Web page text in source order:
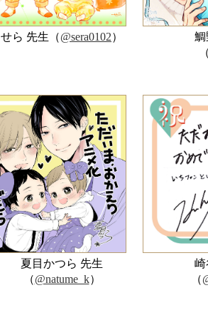
せら 先生（@sera0102）
鯛
（
夏目かつら 先生
（@natume_k）
崎
（